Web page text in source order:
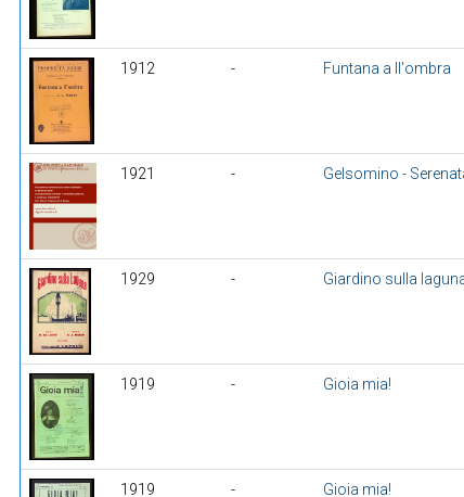
1912 - Funtana a ll'ombra
1921 - Gelsomino -
1929 - Giardino sulla
1919 - Gioia mia!
1919 - Gioia mia!